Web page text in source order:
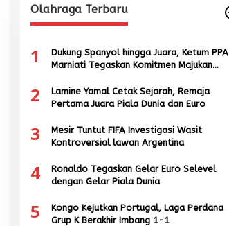
Olahraga Terbaru
1
Dukung Spanyol hingga Juara, Ketum PPA
Marniati Tegaskan Komitmen Majukan
2
Lamine Yamal Cetak Sejarah, Remaja
Pertama Juara Piala Dunia dan Euro
3
Mesir Tuntut FIFA Investigasi Wasit
Kontroversial lawan Argentina
4
Ronaldo Tegaskan Gelar Euro Selevel
dengan Gelar Piala Dunia
5
Kongo Kejutkan Portugal, Laga Perdana
Grup K Berakhir Imbang 1-1